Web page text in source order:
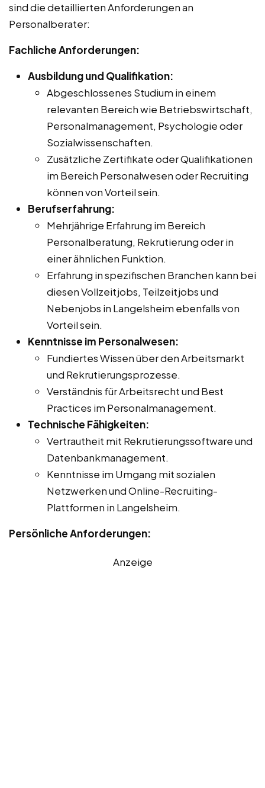
sind die detaillierten Anforderungen an
Personalberater:
Fachliche Anforderungen:
Ausbildung und Qualifikation:
Abgeschlossenes Studium in einem
relevanten Bereich wie Betriebswirtschaft,
Personalmanagement, Psychologie oder
Sozialwissenschaften.
Zusätzliche Zertifikate oder Qualifikationen
im Bereich Personalwesen oder Recruiting
können von Vorteil sein.
Berufserfahrung:
Mehrjährige Erfahrung im Bereich
Personalberatung, Rekrutierung oder in
einer ähnlichen Funktion.
Erfahrung in spezifischen Branchen kann bei
diesen Vollzeitjobs, Teilzeitjobs und
Nebenjobs in Langelsheim ebenfalls von
Vorteil sein.
Kenntnisse im Personalwesen:
Fundiertes Wissen über den Arbeitsmarkt
und Rekrutierungsprozesse.
Verständnis für Arbeitsrecht und Best
Practices im Personalmanagement.
Technische Fähigkeiten:
Vertrautheit mit Rekrutierungssoftware und
Datenbankmanagement.
Kenntnisse im Umgang mit sozialen
Netzwerken und Online-Recruiting-
Plattformen in Langelsheim.
Persönliche Anforderungen:
Anzeige